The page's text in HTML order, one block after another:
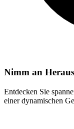
Nimm an
Entdecken Sie
einer dynamischen